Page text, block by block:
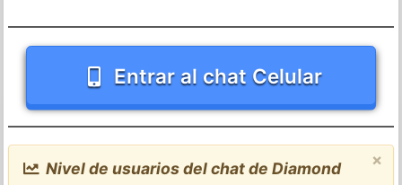
Entrar al chat Celular
×
Nivel de usuarios del chat de Diamond